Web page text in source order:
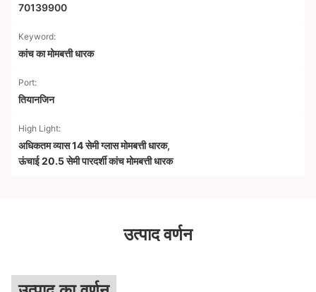
70139900
Keyword:
कांच का मोमबत्ती धारक
Port:
तियानजिन
High Light:
अधिकतम व्यास 14 सेमी ग्लास मोमबत्ती धारक,
ऊंचाई 20.5 सेमी पारदर्शी कांच मोमबत्ती धारक
उत्पाद वर्णन